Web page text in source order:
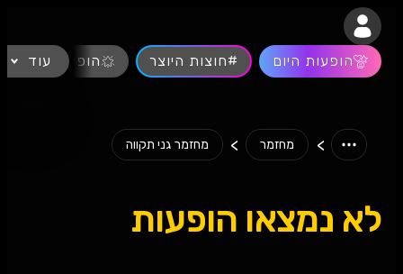
הופעות היום #חוצות היוצר הופעות חיות
עוד
> מחזמר > מחזמר גני תקווה
לא נמצאו הופעות